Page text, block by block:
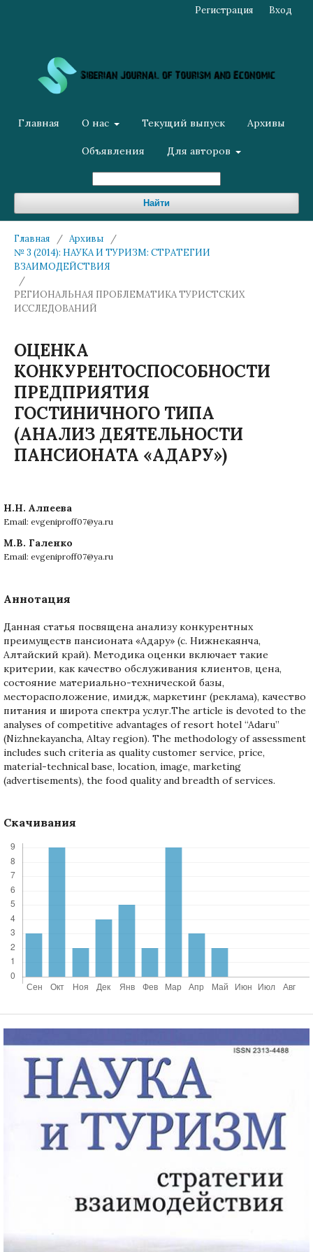
Главная О нас Текущий выпуск Архивы
Объявления Для авторов
Найти
Регистрация Вход
Главная / Архивы
/
№ 3 (2014): НАУКА И ТУРИЗМ: СТРАТЕГИИ
ВЗАИМОДЕЙСТВИЯ
/
РЕГИОНАЛЬНАЯ ПРОБЛЕМАТИКА ТУРИСТСКИХ
ИССЛЕДОВАНИЙ
ОЦЕНКА
КОНКУРЕНТОСПОСОБНОСТИ
ПРЕДПРИЯТИЯ
ГОСТИНИЧНОГО ТИПА
(АНАЛИЗ ДЕЯТЕЛЬНОСТИ
ПАНСИОНАТА «АДАРУ»)
Н.Н. Алпеева
Email: evgeniproff07@ya.ru
М.В. Галенко
Email: evgeniproff07@ya.ru
Аннотация
Данная статья посвящена анализу конкурентных
преимуществ пансионата «Адару» (с. Нижнекаянча,
Алтайский край). Методика оценки включает такие
критерии, как качество обслуживания клиентов, цена,
состояние материально-технической базы,
месторасположение, имидж, маркетинг (реклама), качество
питания и широта спектра услуг.The article is devoted to the
analyses of competitive advantages of resort hotel “Adaru”
(Nizhnekayancha, Altay region). The methodology of assessment
includes such criteria as quality customer service, price,
material-technical base, location, image, marketing
(advertisements), the food quality and breadth of services.
Скачивания